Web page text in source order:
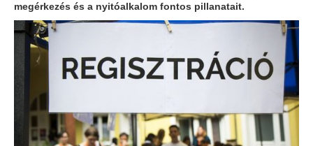
megérkezés és a nyitóalkalom fontos pillanatait.